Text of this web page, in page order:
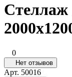
Стеллаж
0
Нет отзывов
Арт. 50016